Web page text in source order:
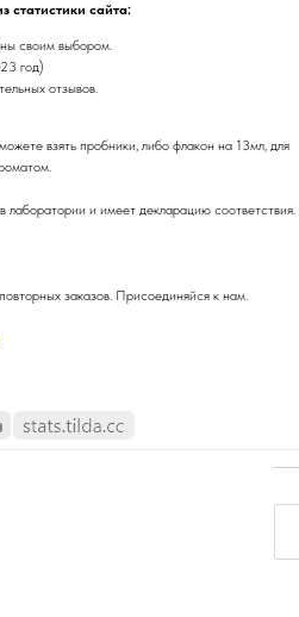
статистики сайта:
своим выбором.
год)
отзывов.
взять пробники, либо флакон на 13мл, для
и имеет декларацию соответствия.
заказов. Присоединяйся к нам.